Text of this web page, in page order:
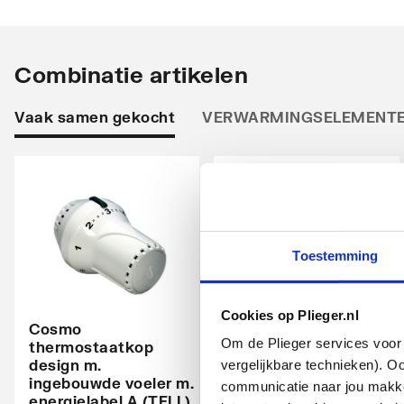
Toestemming
Cookies op Plieger.nl
Om de Plieger services
vergelijkbare technieken).
communicatie naar jou
Warmteafgifte EN 442 20°C - 55/45
Warmteafgifte 20°C - 70/40
N-exponent 1.2576
Max. werkdruk 10
Waterinhoud
Kleur Grijs
Combinatie artikelen
Vaak samen gekocht
Cosmo
thermostaatkop
design m.
ingebouwde voeler m.
Cosmo
thermostatische
radiatorventiel